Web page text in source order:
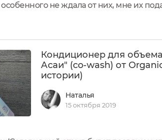
не ждала от них, мне их
Кондиционер для
Асаи" (co-wash) от
истории)
Наталья
15 октября 2019